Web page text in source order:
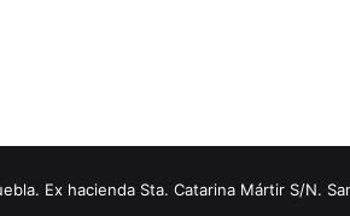
Ex hacienda Sta. Catarina Mártir S/N.